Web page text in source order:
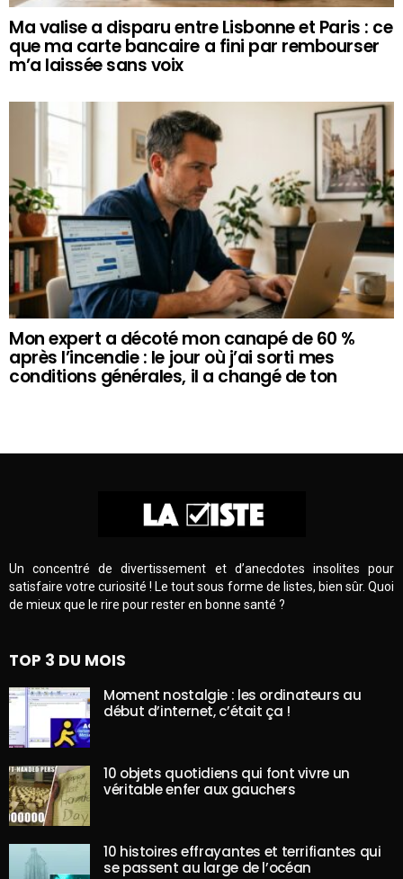
Ma valise a disparu entre Lisbonne et Paris : ce
que ma carte bancaire a fini par rembourser
m’a laissée sans voix
Mon expert a décoté mon canapé de 60 %
après l’incendie : le jour où j’ai sorti mes
conditions générales, il a changé de ton
Un concentré de divertissement et d’anecdotes insolites pour
satisfaire votre curiosité ! Le tout sous forme de listes, bien sûr. Quoi
de mieux que le rire pour rester en bonne santé ?
TOP 3 DU MOIS
Moment nostalgie : les ordinateurs au
début d’internet, c’était ça !
10 objets quotidiens qui font vivre un
véritable enfer aux gauchers
10 histoires effrayantes et terrifiantes qui
se passent au large de l’océan